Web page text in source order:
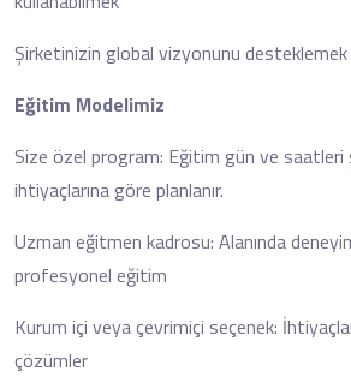
Şirketinizin global vizyonunu desteklemek
Eğitim Modelimiz
Size özel program: Eğitim gün ve saatleri
ihtiyaçlarına göre planlanır.
Uzman eğitmen kadrosu: Alanında
profesyonel eğitim
Kurum içi veya çevrimiçi seçenek:
çözümler